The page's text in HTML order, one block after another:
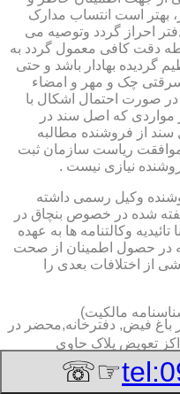
بهتر است انتساب مدارک
احراز گردد وتوصیه می
دقت کافی معمول گردد به
گردیده بهادار باشد و حتی
چک و مهر و امضاء
در صورت احتمال اشکال با
که اصل سند در
از فروشنده مطالبه
بند ۵ با عنایت به موافقت ریاست سازمان ثبت
نیازی نیست .
وکیل رسمی داشته
شده در خصوص بنچاق در
وکالتنامه ها به عهده
در حصول اطمینان از صحت
از اختلافات بعدی را
تعویض پلاک حاوی
، مدل ، رنگ ، شماره
باغ فیض, دفترخانه,محضر در
☞☏